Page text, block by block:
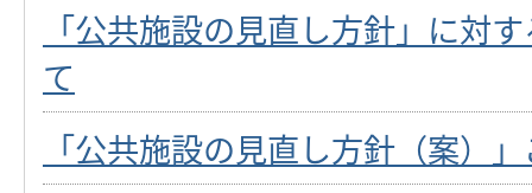
「公共施設の見直し方針」に対
て
「公共施設の見直し方針（案）